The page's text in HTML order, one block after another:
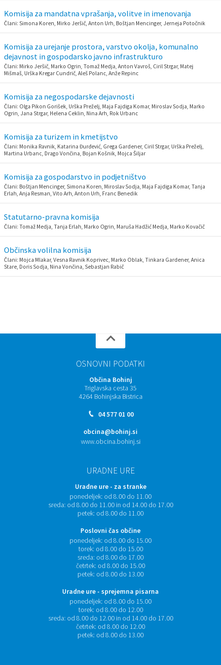
Komisija za mandatna vprašanja, volitve in imenovanja
Člani: Simona Koren, Mirko Jeršič, Anton Urh, Boštjan Mencinger, Jerneja Potočnik
Komisija za urejanje prostora, varstvo okolja, komunalno
dejavnost in gospodarsko javno infrastrukturo
Člani: Mirko Jeršič, Marko Ogrin, Tomaž Medja, Anton Vavroš, Ciril Strgar, Matej
Mišmaš, Urška Kregar Cundrič, Aleš Polanc, Anže Repinc
Komisija za negospodarske dejavnosti
Člani: Olga Pikon Gorišek, Urška Preželj, Maja Fajdiga Komar, Miroslav Sodja, Marko
Ogrin, Jana Strgar, Helena Ceklin, Nina Arh, Rok Urbanc
Komisija za turizem in kmetijstvo
Člani: Monika Ravnik, Katarina Đurđević, Grega Gardener, Ciril Strgar, Urška Preželj,
Martina Urbanc, Drago Vončina, Bojan Košnik, Mojca Šiljar
Komisija za gospodarstvo in podjetništvo
Člani: Boštjan Mencinger, Simona Koren, Miroslav Sodja, Maja Fajdiga Komar, Tanja
Erlah, Anja Resman, Vito Arh, Anton Urh, Franc Benedik
Statutarno-pravna komisija
Člani: Tomaž Medja, Tanja Erlah, Marko Ogrin, Maruša Hadžić Medja, Marko Kovačič
Občinska volilna komisija
Člani: Mojca Mlakar, Vesna Ravnik Koprivec, Marko Oblak, Tinkara Gardener, Anica
Stare, Doris Sodja, Nina Vončina, Sebastjan Rabič
OSNOVNI PODATKI
Občina Bohinj
Triglavska cesta 35
4264 Bohinjska Bistrica
04 577 01 00
obcina@bohinj.si
www.obcina.bohinj.si
URADNE URE
Uradne ure - za stranke
ponedeljek: od 8.00 do 11.00
sreda: od 8.00 do 11.00 in od 14.00 do 17.00
petek: od 8.00 do 11.00
Poslovni čas občine
ponedeljek: od 8.00 do 15.00
torek: od 8.00 do 15.00
sreda: od 8.00 do 17.00
četrtek: od 8.00 do 15.00
petek: od 8.00 do 13.00
Uradne ure - sprejemna pisarna
ponedeljek: od 8.00 do 15.00
torek: od 8.00 do 12.00
sreda: od 8.00 do 12.00 in od 14.00 do 17.00
četrtek: od 8.00 do 12.00
petek: od 8.00 do 13.00
Prostorski dokumenti
Občinski predpisi
Skupna občinska uprava
Kontakt
Pogosta vprašanja
Lokacije defibrilatorjev
Števec kolesarjev